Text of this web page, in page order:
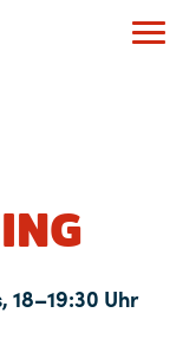
18–19:30 Uhr